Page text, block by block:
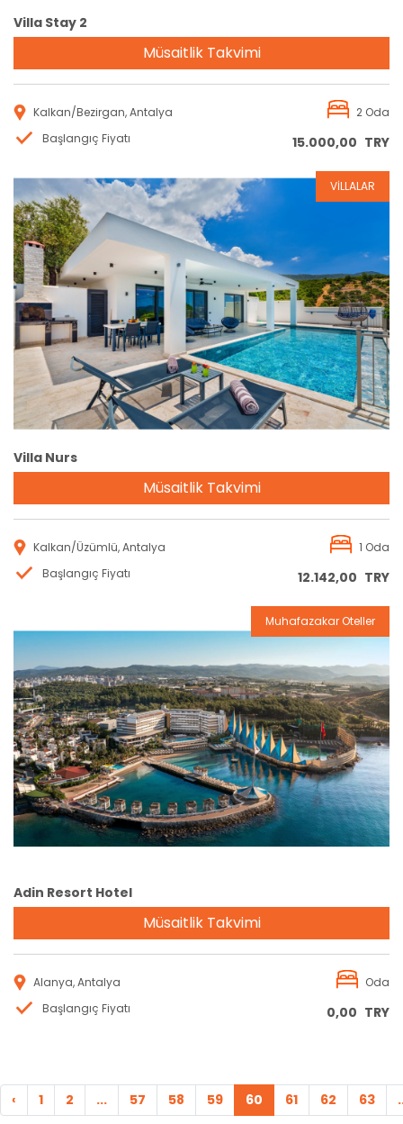
Villa Stay 2
Müsaitlik Takvimi
Kalkan/Bezirgan, Antalya
2 Oda
Başlangıç Fiyatı
15.000,00 TRY
Rezervasyon
VİLLALAR
Villa Nurs
Müsaitlik Takvimi
Kalkan/Üzümlü, Antalya
1 Oda
Başlangıç Fiyatı
12.142,00 TRY
Rezervasyon
Muhafazakar Oteller
Adin Resort Hotel
Müsaitlik Takvimi
Alanya, Antalya
Oda
Başlangıç Fiyatı
0,00 TRY
‹ 1 2 ... 57 58 59 60 61 62 63